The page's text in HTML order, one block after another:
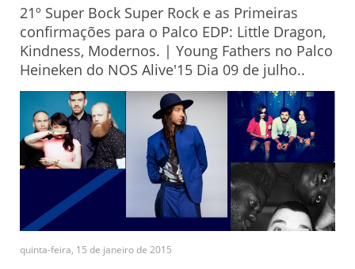
21º Super Bock Super Rock e as Primeiras
confirmações para o Palco EDP: Little Dragon,
Kindness, Modernos. | Young Fathers no Palco
Heineken do NOS Alive'15 Dia 09 de julho..
quinta-feira, 15 de janeiro de 2015